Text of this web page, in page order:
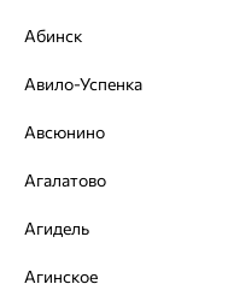
Абинск
Авило-Успенка
Авсюнино
Агалатово
Агидель
Агинское